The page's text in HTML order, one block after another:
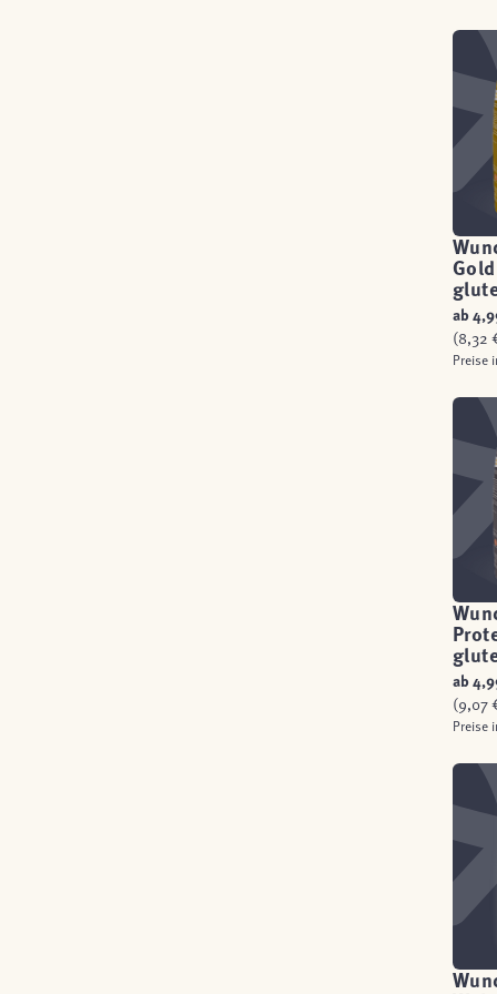
ab
(8,32
Preise
ab
(9,07
Preise